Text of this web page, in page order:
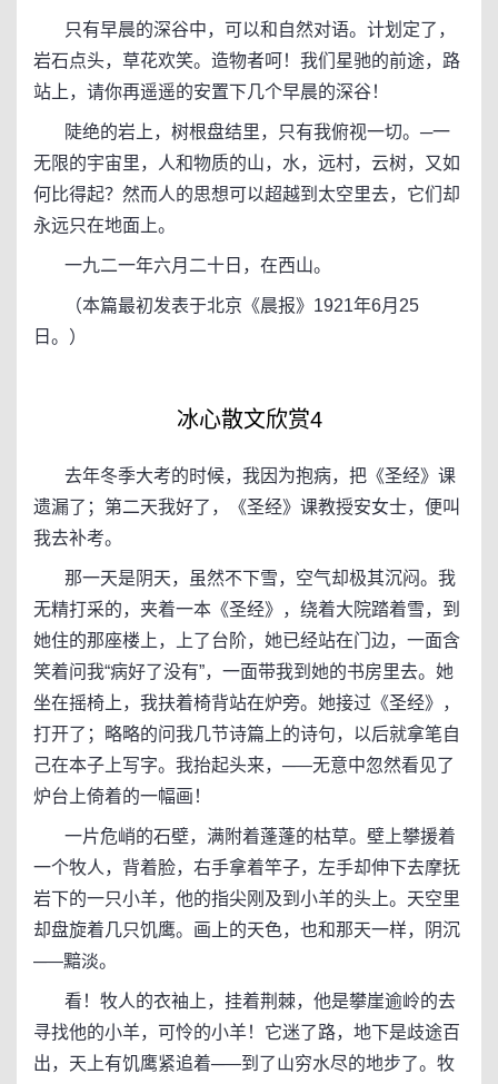
只有早晨的深谷中，可以和自然对语。计划定了，
岩石点头，草花欢笑。造物者呵！我们星驰的前途，路
站上，请你再遥遥的安置下几个早晨的深谷！
陡绝的岩上，树根盘结里，只有我俯视一切。─一
无限的宇宙里，人和物质的山，水，远村，云树，又如
何比得起？然而人的思想可以超越到太空里去，它们却
永远只在地面上。
一九二一年六月二十日，在西山。
（本篇最初发表于北京《晨报》1921年6月25
日。）
冰心散文欣赏4
去年冬季大考的时候，我因为抱病，把《圣经》课
遗漏了；第二天我好了，《圣经》课教授安女士，便叫
我去补考。
那一天是阴天，虽然不下雪，空气却极其沉闷。我
无精打采的，夹着一本《圣经》，绕着大院踏着雪，到
她住的那座楼上，上了台阶，她已经站在门边，一面含
笑着问我“病好了没有”，一面带我到她的书房里去。她
坐在摇椅上，我扶着椅背站在炉旁。她接过《圣经》，
打开了；略略的问我几节诗篇上的诗句，以后就拿笔自
己在本子上写字。我抬起头来，─—无意中忽然看见了
炉台上倚着的一幅画！
一片危峭的石壁，满附着蓬蓬的枯草。壁上攀援着
一个牧人，背着脸，右手拿着竿子，左手却伸下去摩抚
岩下的一只小羊，他的指尖刚及到小羊的头上。天空里
却盘旋着几只饥鹰。画上的天色，也和那天一样，阴沉
─—黯淡。
看！牧人的衣袖上，挂着荆棘，他是攀崖逾岭的去
寻找他的小羊，可怜的小羊！它迷了路，地下是歧途百
出，天上有饥鹰紧追着─—到了山穷水尽的地步了。牧